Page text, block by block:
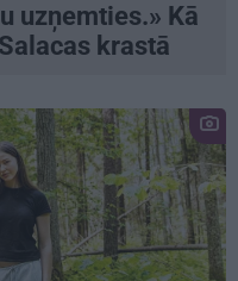
uzņemties.» Kā
krastā